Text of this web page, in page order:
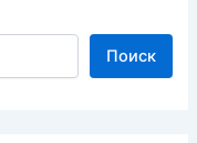
Поиск